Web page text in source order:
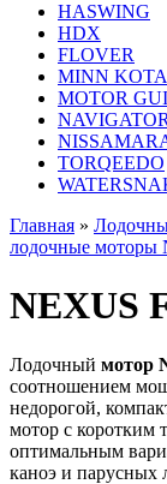
HASWING
HDX
FLOVER
MINN KOTA
MOTOR
NAVIGATOR
TORQEEDO
Главная »
лодочные моторы
NEXUS
Лодочный мотор
соотношением
недорогой,
мотор с коротким
оптимальным
каноэ и парусных